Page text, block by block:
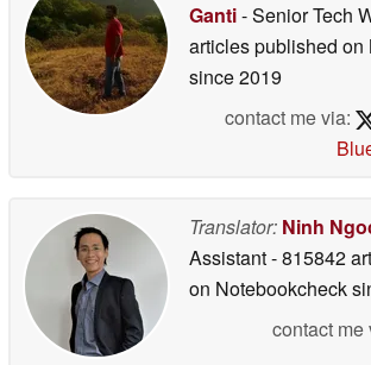
Ganti- Senior Tech
articles published
since 2019
contact me via:
Translator: Ninh
Assistant- 815842
on Notebookcheck
contact me